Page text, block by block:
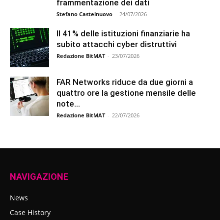
frammentazione dei dati
Stefano Castelnuovo - 24/07/2026
Il 41% delle istituzioni finanziarie ha
subito attacchi cyber distruttivi
Redazione BitMAT - 23/07/2026
FAR Networks riduce da due giorni a
quattro ore la gestione mensile delle
note...
Redazione BitMAT - 22/07/2026
NAVIGAZIONE
News
Case History